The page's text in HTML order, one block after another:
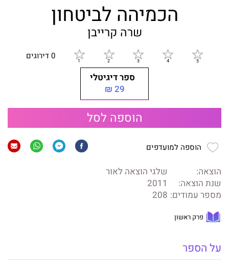
הכמיהה לביטחון
שרה קרייבן
0 דירוגים
ספר דיגיטלי
29 ₪
הוספה לסל
הוספה למועדפים
הוצאה:
שלגי הוצאה לאור
שנת הוצאה:
2011
מספר עמודים: 208
פרק ראשון
על הספר